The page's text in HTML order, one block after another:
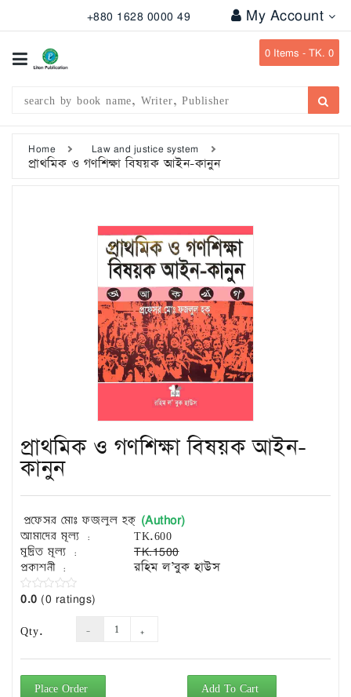
+880 1628 0000 49 My Account
0 Items -TK. 0
Categories
Publication
Departmental
Islamic
Books
Building
Construction
&
Civil
Engineering
Home Law and justice system
প্রাথমিক ও গণশিক্ষা বিষয়ক আইন-কানুন
প্রাথমিক ও গণশিক্ষা বিষয়ক আইন-
কানুন
প্রফেসর মোঃ ফজলুল হক্ (Author)
আমাদের মূল্য : TK.600
মুদ্রিত মূল্য :
TK.1500
প্রকাশনী :
রহিম ল’বুক হাউস
0.0 (0 ratings)
Qty.
Place Order Add To Cart